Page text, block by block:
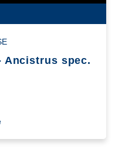
Ancistrus spec.